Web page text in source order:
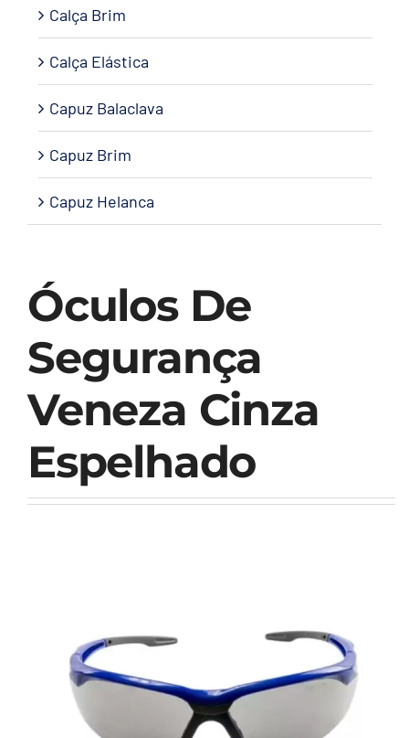
Óculos De
Segurança
Veneza Cinza
Espelhado
Calça Brim
Calça Elástica
Capuz Balaclava
Capuz Brim
Capuz Helanca